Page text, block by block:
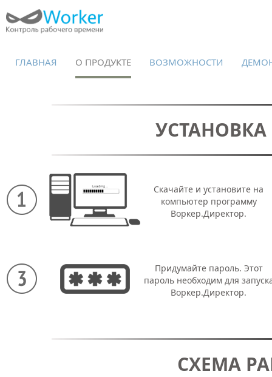
ГЛАВНАЯ О ПРОДУКТЕ ВОЗМОЖНОСТИ
Скачайте и установите на
компьютер программу
Воркер.Директор.
Придумайте пароль. Этот
пароль необходим для
Воркер.Директор.
СХЕМА